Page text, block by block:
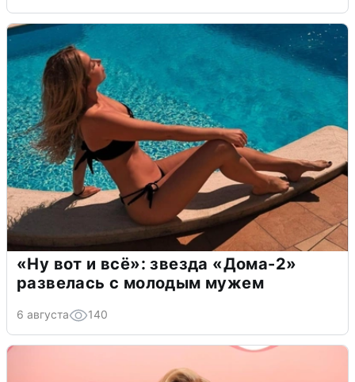
«Ну вот и всё»: звезда «Дома-2»
развелась с молодым мужем
6 августа 140